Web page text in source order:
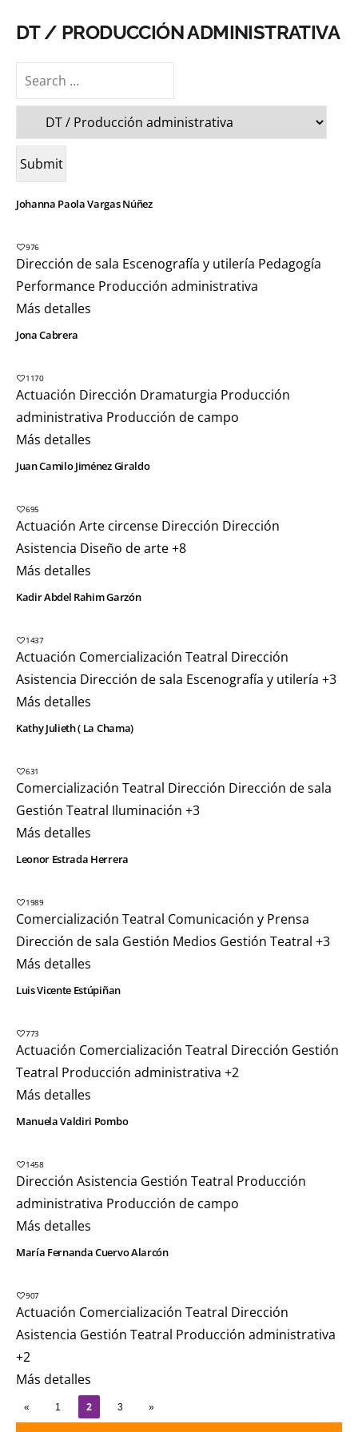
DT / PRODUCCIÓN ADMINISTRATIVA
Johanna Paola Vargas Núñez
976
Dirección de sala Escenografía y utilería Pedagogía
Performance Producción administrativa
Más detalles
Jona Cabrera
1170
Actuación Dirección Dramaturgia Producción
administrativa Producción de campo
Más detalles
Juan Camilo Jiménez Giraldo
695
Actuación Arte circense Dirección Dirección
Asistencia Diseño de arte+8
Más detalles
Kadir Abdel Rahim Garzón
1437
Actuación Comercialización Teatral Dirección
Asistencia Dirección de sala Escenografía y utilería +3
Más detalles
Kathy Julieth ( La Chama)
631
Comercialización Teatral Dirección Dirección de sala
Gestión Teatral Iluminación +3
Más detalles
Leonor Estrada Herrera
1989
Comercialización Teatral Comunicación y Prensa
Dirección de sala Gestión Medios Gestión Teatral +3
Más detalles
Luis Vicente Estúpiñan
773
Actuación Comercialización Teatral Dirección Gestión
Teatral Producción administrativa +2
Más detalles
Manuela Valdiri Pombo
1458
Dirección Asistencia Gestión Teatral Producción
administrativa Producción de campo
Más detalles
María Fernanda Cuervo Alarcón
907
Actuación Comercialización Teatral Dirección
Asistencia Gestión Teatral Producción administrativa
+2
Más detalles
« 1 2 3 »